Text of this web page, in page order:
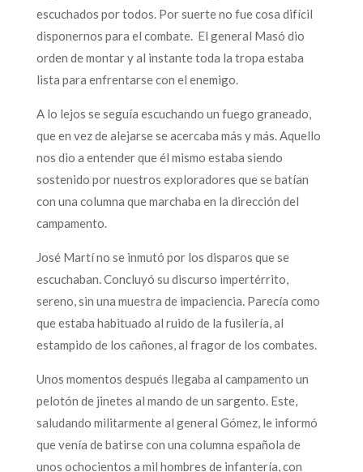
escuchados por todos. Por suerte no fue cosa difícil
disponernos para el combate. El general Masó dio
orden de montar y al instante toda la tropa estaba
lista para enfrentarse con el enemigo.
A lo lejos se seguía escuchando un fuego graneado,
que en vez de alejarse se acercaba más y más. Aquello
nos dio a entender que él mismo estaba siendo
sostenido por nuestros exploradores que se batían
con una columna que marchaba en la dirección del
campamento.
José Martí no se inmutó por los disparos que se
escuchaban. Concluyó su discurso impertérrito,
sereno, sin una muestra de impaciencia. Parecía como
que estaba habituado al ruido de la fusilería, al
estampido de los cañones, al fragor de los combates.
Unos momentos después llegaba al campamento un
pelotón de jinetes al mando de un sargento. Este,
saludando militarmente al general Gómez, le informó
que venía de batirse con una columna española de
unos ochocientos a mil hombres de infantería, con